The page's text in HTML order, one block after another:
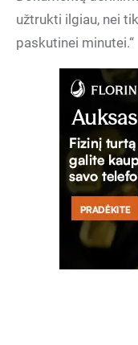
užtrukti ilgiau, nei
paskutinei minutei.“